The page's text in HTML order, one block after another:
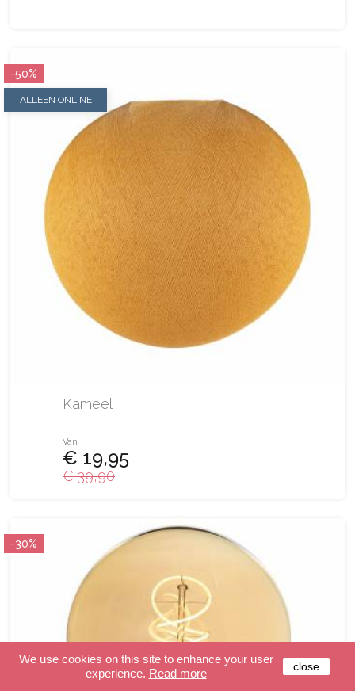
ALLEEN ONLINE
-50%
Kameel
Van
€ 19,95
€ 39,90
-30%
We use cookies on this site to enhance your user
experience. Read more close